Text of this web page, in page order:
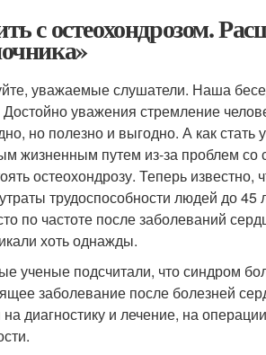
с остеохондрозом.
уважаемые слушатели. Наша
уважения стремление
но полезно и выгодно. А как
жизненным путем из-за проблем со
остеохондрозу. Теперь
трудоспособности людей до
по частоте после заболеваний
хоть однажды.
ученые подсчитали, что синдром
заболевание после болезней
на диагностику и лечение, на